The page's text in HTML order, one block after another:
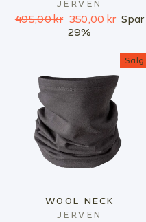
JERVEN
Ordinær
495,00 kr Salgspris
350,00 kr Spar
29%
Salg
WOOL NECK
JERVEN